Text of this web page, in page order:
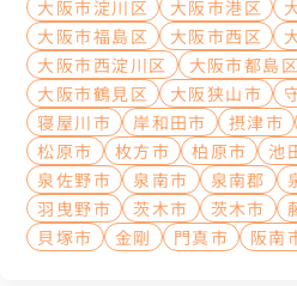
大阪市淀川区
大阪市港区
大阪市福島区
大阪市西区
大阪市西淀川区
大阪市都島区
大阪市鶴見区
大阪狭山市
寝屋川市
岸和田市 摂津市
松原市
枚方市 柏原市 池
泉佐野市
泉南市 泉南郡
羽曳野市
茨木市 茨木市
貝塚市
金剛 門真市 阪南